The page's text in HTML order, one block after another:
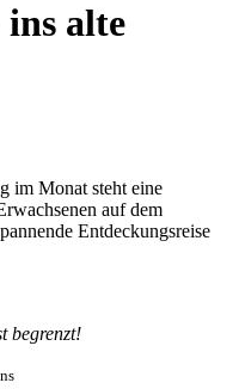
ins alte
im Monat steht eine
auf dem
Entdeckungsreise
begrenzt!